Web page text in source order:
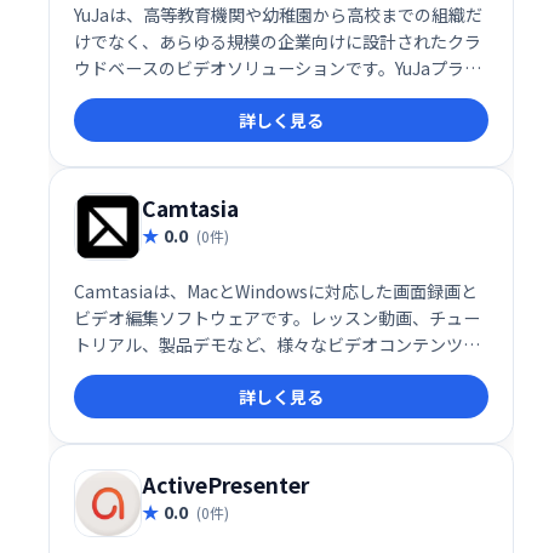
YuJaは、高等教育機関や幼稚園から高校までの組織だ
けでなく、あらゆる規模の企業向けに設計されたクラ
ウドベースのビデオソリューションです。YuJaプラッ
トフォームには、デジタル会議、仮想教室、ビデオ管
理、デスクトップ録音、さらに多くのコラボレーショ
ンおよび学習ツールが含まれています。
詳しく見る
Camtasia
0.0 (0件)
Camtasiaは、MacとWindowsに対応した画面録画と
ビデオ編集ソフトウェアです。レッスン動画、チュー
トリアル、製品デモなど、様々なビデオコンテンツ作
成を簡単に実現します。デスクトップ画面の録画やウ
ェブカメラを使った撮影に加え、豊富なテンプレート
や注釈機能、エフェクトで高品質なビデオ制作をサポ
ートします。初心者からプロまで、幅広いユーザーに
ご利用いただけます。
詳しく見る
ActivePresenter
0.0 (0件)